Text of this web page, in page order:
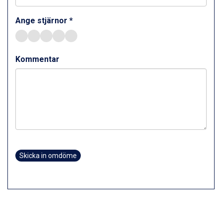
Zell am See från 6.295 kr.
Canazei från 7.195 kr.
Livigno från 5.595 kr.
Ponte di Legno från 7.395 kr.
Alleghe från 8.545 kr.
Passo Tonale från 5.895 kr.
Sölden från 12.995 kr.
Champoluc från 5.945 kr.
Ange stjärnor *
Kommentar
Skicka in omdöme